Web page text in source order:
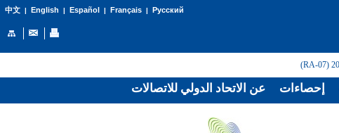
中文| English | Español | Français| Русский
عن الاتحاد الدولي للاتصالات إحصاءات